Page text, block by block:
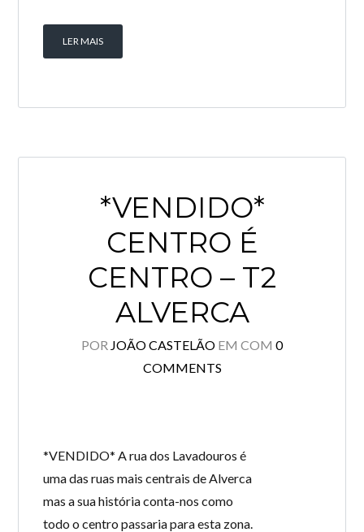
LER MAIS
*VENDIDO*
CENTRO É
CENTRO – T2
ALVERCA
POR JOÃO CASTELÃO EM COM 0
COMMENTS
*VENDIDO* A rua dos Lavadouros é
uma das ruas mais centrais de Alverca
mas a sua história conta-nos como
todo o centro passaria para esta zona.